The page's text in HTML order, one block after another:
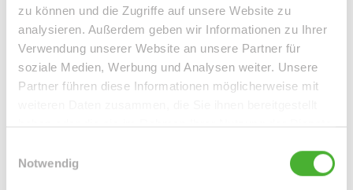
zu können und die Zugriffe auf unsere Website zu
analysieren. Außerdem geben wir Informationen zu Ihrer
Verwendung unserer Website an unsere Partner für
soziale Medien, Werbung und Analysen weiter. Unsere
Partner führen diese Informationen möglicherweise mit
haben oder die sie im Rahmen Ihrer Nutzung der Dienste
Notwendig
Ansprechpartner